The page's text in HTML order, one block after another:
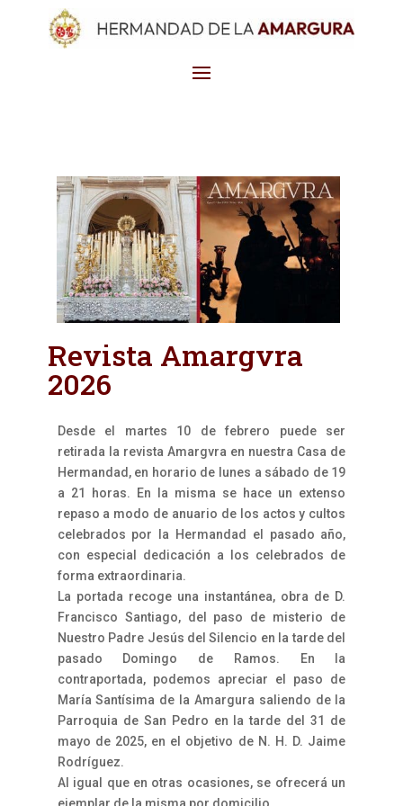
Revista Amargvra
2026
Desde el martes 10 de febrero puede ser
retirada la revista Amargvra en nuestra Casa de
Hermandad, en horario de lunes a sábado de 19
a 21 horas. En la misma se hace un extenso
repaso a modo de anuario de los actos y cultos
celebrados por la Hermandad el pasado año,
con especial dedicación a los celebrados de
forma extraordinaria.
La portada recoge una instantánea, obra de D.
Francisco Santiago, del paso de misterio de
Nuestro Padre Jesús del Silencio en la tarde del
pasado Domingo de Ramos. En la
contraportada, podemos apreciar el paso de
María Santísima de la Amargura saliendo de la
Parroquia de San Pedro en la tarde del 31 de
mayo de 2025, en el objetivo de N. H. D. Jaime
Rodríguez.
Al igual que en otras ocasiones, se ofrecerá un